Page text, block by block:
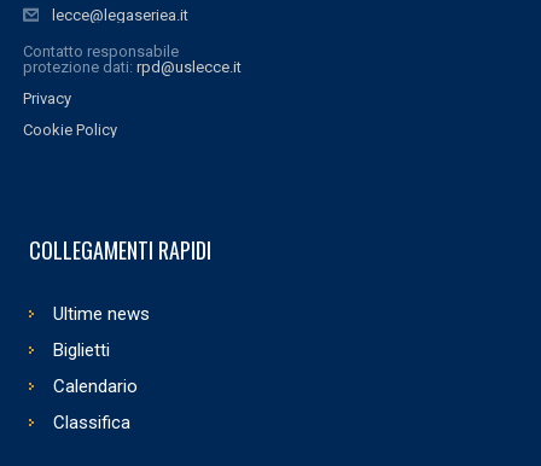
lecce@legaseriea.it
Contatto responsabile
protezione dati: rpd@uslecce.it
Privacy
Cookie Policy
COLLEGAMENTI RAPIDI
Ultime news
Biglietti
Calendario
Classifica